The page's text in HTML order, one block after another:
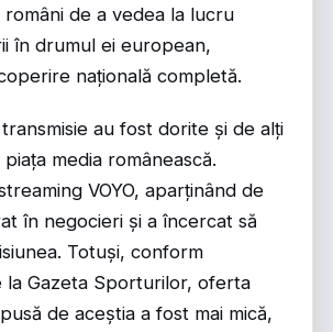
de a vedea la lucru
în drumul ei european,
națională completă.
au fost dorite și de alți
media românească.
VOYO, aparținând de
în negocieri și a încercat să
Totuși, conform
la Gazeta Sporturilor, oferta
de aceștia a fost mai mică,